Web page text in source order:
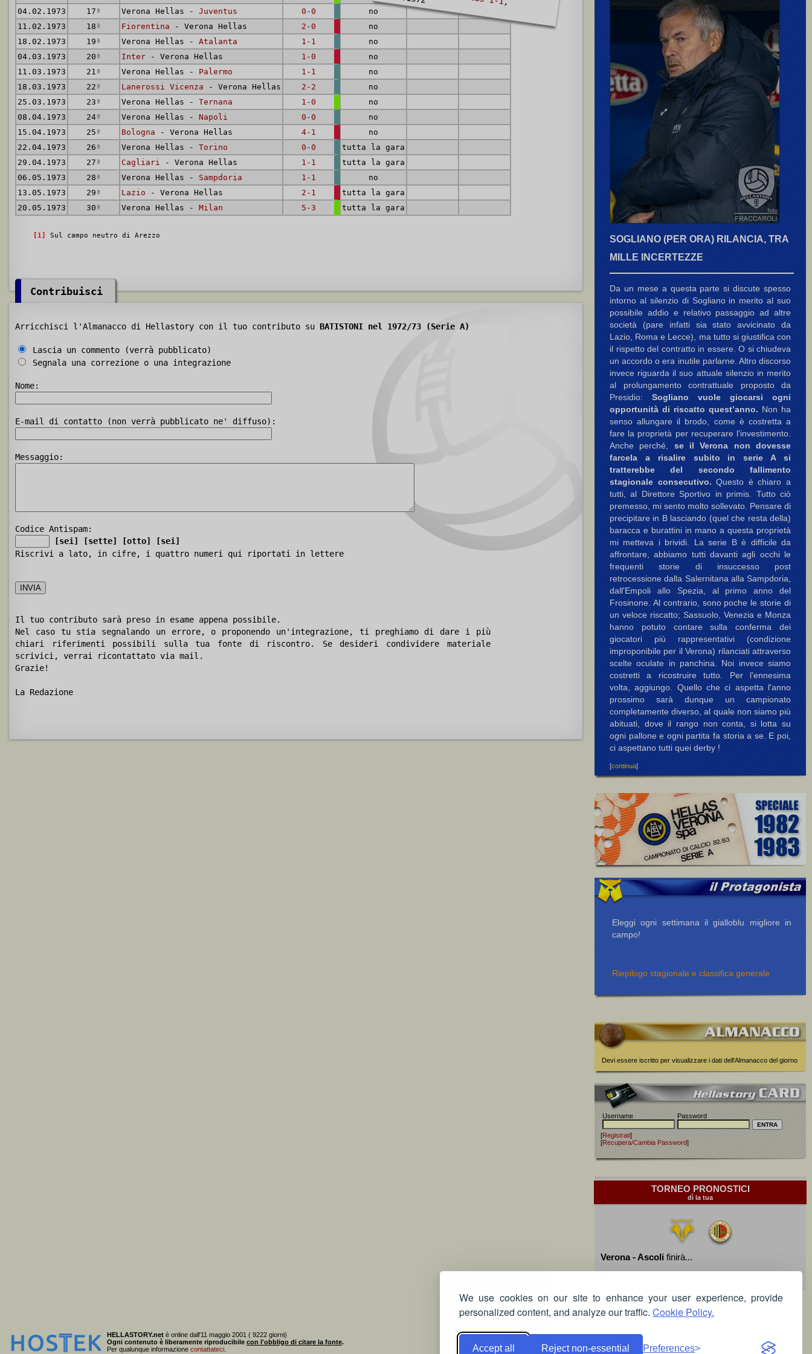
We use cookies on our site to enhance your user experience, provide
personalized content, and analyze our traffic. Cookie Policy.
Accept all Reject non-essential Preferences
04.02.1973
17 ª Verona Hellas - Juventus 0-0
no
11.02.1973
18 ª Fiorentina - Verona Hellas 2-0
no
18.02.1973
19 ª Verona Hellas - Atalanta 1-1
no
04.03.1973
20 ª Inter - Verona Hellas 1-0
no
11.03.1973
21 ª Verona Hellas - Palermo 1-1
no
18.03.1973
22 ª Lanerossi Vicenza - Verona Hellas 2-2
no
25.03.1973
23 ª Verona Hellas - Ternana 1-0
no
08.04.1973
24ª Verona Hellas - Napoli 0-0
no
15.04.1973
25 ª Bologna - Verona Hellas 4-1
no
22.04.1973
26 ª Verona Hellas - Torino 0-0
tutta la gara
29.04.1973
27 ª Cagliari - Verona Hellas 1-1
tutta la gara
06.05.1973
28 ª Verona Hellas - Sampdoria 1-1
no
13.05.1973
29 ª Lazio - Verona Hellas 2-1
tutta la gara
20.05.1973
30 ª Verona Hellas - Milan 5-3 tutta la gara
[1] Sul campo neutro di Arezzo
Contribuisci
Arricchisci l'Almanacco di Hellastory con il tuo contributo su BATISTONI nel 1972/73 (Serie A)
Lascia un commento (verrà pubblicato)
Segnala una correzione o una integrazione
Nome:
E-mail di contatto (non verrà pubblicato ne' diffuso):
Messaggio:
Codice Antispam:
[sei]
[sette] [otto]
[sei]
Riscrivi a lato, in cifre, i quattro numeri qui riportati in lettere
Il tuo contributo sarà preso in esame appena possibile.
Nel caso tu stia segnalando un errore, o proponendo un'integrazione, ti preghiamo di dare i più
chiari riferimenti possibili sulla tua fonte di riscontro. Se desideri condividere materiale
scrivici, verrai ricontattato via mail.
Grazie!
La Redazione
SOGLIANO (PER ORA) RILANCIA, TRA
MILLE INCERTEZZE
Da un mese a questa parte si discute spesso
intorno al silenzio di Sogliano in merito al suo
possibile addio e relativo passaggio ad altre
società (pare infatti sia stato avvicinato da
Lazio, Roma e Lecce), ma tutto si giustifica con
il rispetto del contratto in essere. O si chiudeva
un accordo o era inutile parlarne. Altro discorso
invece riguarda il suo attuale silenzio in merito
al prolungamento contrattuale proposto da
Presidio:Sogliano vuole giocarsi ogni
opportunità di riscatto quest’anno.Non ha
senso allungare il brodo, come è costretta a
fare la proprietà per recuperare l’investimento.
Anche perché,se il Verona non dovesse
farcela a risalire subito in serie A si
tratterebbe del secondo fallimento
stagionale consecutivo.Questo è chiaro a
tutti, al Direttore Sportivo in primis. Tutto ciò
premesso, mi sento molto sollevato. Pensare di
precipitare in B lasciando (quel che resta della)
baracca e burattini in mano a questa proprietà
mi metteva i brividi. La serie B è difficile da
affrontare, abbiamo tutti davanti agli occhi le
frequenti storie di insuccesso post
retrocessione dalla Salernitana alla Sampdoria,
dall'Empoli allo Spezia, al primo anno del
Frosinone. Al contrario, sono poche le storie di
un veloce riscatto; Sassuolo, Venezia e Monza
hanno potuto contare sulla conferma dei
giocatori più rappresentativi (condizione
improponibile per il Verona) rilanciati attraverso
scelte oculate in panchina. Noi invece siamo
costretti a ricostruire tutto. Per l'ennesima
volta, aggiungo. Quello che ci aspetta l'anno
prossimo sarà dunque un campionato
completamente diverso, al quale non siamo più
abituati, dove il rango non conta, si lotta su
ogni pallone e ogni partita fa storia a se. E poi,
ci aspettano tutti quei derby !
[continua]
Eleggi ogni settimana il gialloblu migliore in
campo!
Riepilogo stagionale e classifica generale
Devi essere iscritto per visualizzare i dati dell'Almanacco del giorno
Username Password
[Registrati]
[Recupera/Cambia Password]
TORNEO PRONOSTICI
dì la tua
Verona - Ascoli finirà...
HELLASTORY.netè online dall'11 maggio 2001 ( 9222 giorni)
Ogni contenuto è liberamente riproducibile con l'obbligo di citare la fonte.
Per qualunque informazione contattateci.